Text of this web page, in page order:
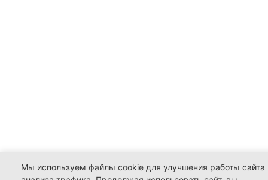
Мы используем файлы cookie для улучшения работы сайта